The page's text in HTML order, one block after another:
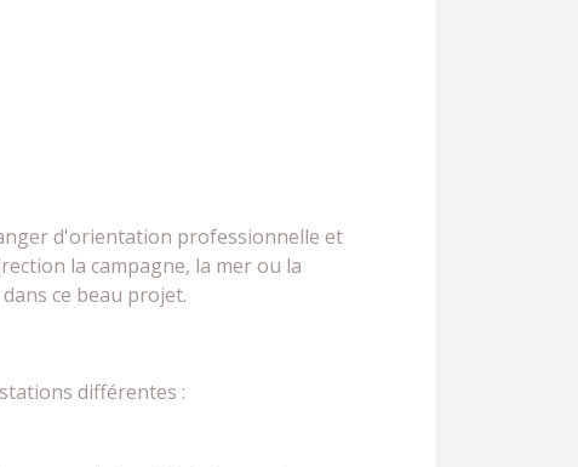
d'orientation professionnelle et
la campagne, la mer ou la
ce beau projet.
différentes :